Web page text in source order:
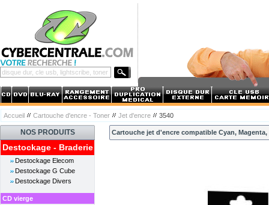
Accueil Cartouche d'encre - Toner Jet d'encre 3540
NOS PRODUITS
Destockage - Braderie
Destockage Elecom
Destockage G Cube
Destockage Divers
CD vierge
Cartouche jet d'encre compatible Cyan, Magenta,